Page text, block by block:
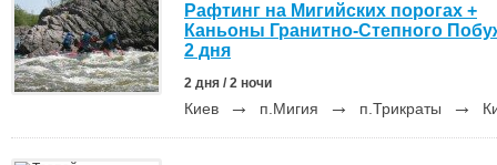
Рафтинг на Мигийских порогах +
Каньоны Гранитно-Степного
2 дня
2 дня / 2 ночи
Киев → п.Мигия → п.Трикраты →